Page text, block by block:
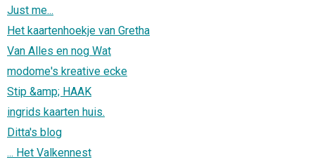
Just me...
Het kaartenhoekje van Gretha
Van Alles en nog Wat
modome's kreative ecke
Stip &amp; HAAK
ingrids kaarten huis.
Ditta's blog
... Het Valkennest